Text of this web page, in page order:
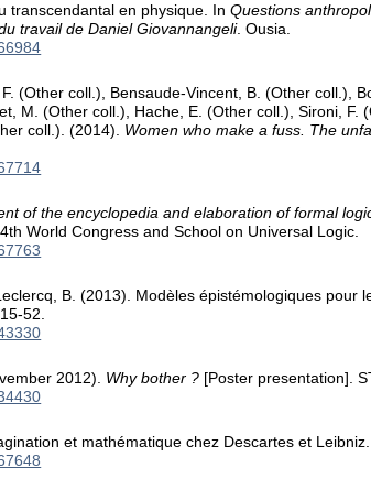
transcendantal en physique. InQuestions
travail de Daniel Giovannangeli. Ousia.
(Other coll.), Bensaude-Vincent, B. (Other coll.),
M. (Other coll.), Hache, E. (Other coll.), Sironi, F.
coll.). (2014). Women who make a fuss. The
of the encyclopedia and elaboration of formal
World Congress and School on Universal Logic.
B. (2013). Modèles épistémologiques pour
52.
2012). Why bother ? [Poster presentation].
et mathématique chez Descartes et Leibniz.